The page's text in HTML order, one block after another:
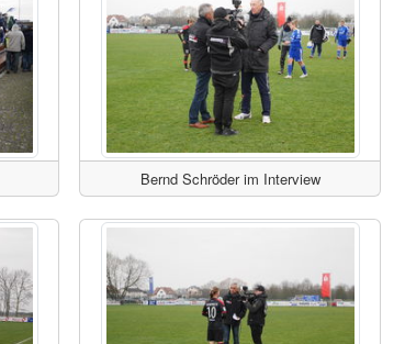
Bernd Schröder im Interview